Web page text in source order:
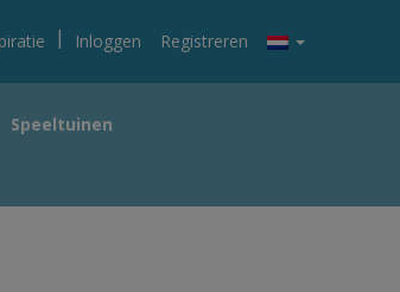
| Inloggen Registreren
Speeltuinen